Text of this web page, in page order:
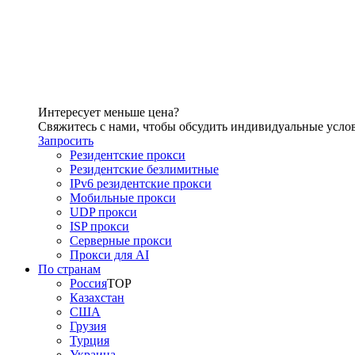
Интересует меньше цена?
Свяжитесь с нами, чтобы обсудить индивидуальные
Запросить
Резидентские прокси
Резидентские безлимитные
IPv6 резидентские прокси
Мобильные прокси
UDP прокси
ISP прокси
Серверные прокси
Прокси для AI
По странам
РоссияTOP
Казахстан
США
Грузия
Турция